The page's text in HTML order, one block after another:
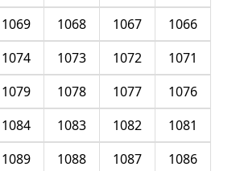
1066
1067
1068
1069
1071
1072
1073
1074
1076
1077
1078
1079
1081
1082
1083
1084
1086
1087
1088
1089